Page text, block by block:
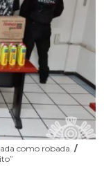
como robada. /